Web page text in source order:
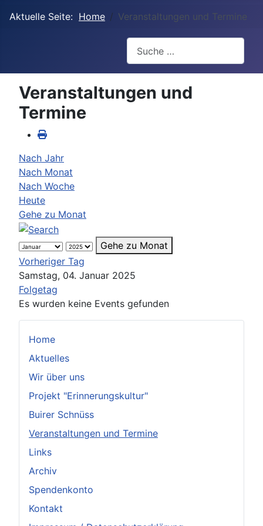
Aktuelle Seite: Home Veranstaltungen und Termine
Home
Aktuelles
Wir über uns
Projekt "Erinnerungskultur"
Buirer Schnüss
Veranstaltungen und Termine
Links
Archiv
Spendenkonto
Kontakt
Veranstaltungen und
Termine
Nach Jahr
Nach Monat
Nach Woche
Heute
Gehe zu Monat
Gehe zu Monat
Vorheriger Tag
Samstag, 04. Januar 2025
Folgetag
Es wurden keine Events gefunden